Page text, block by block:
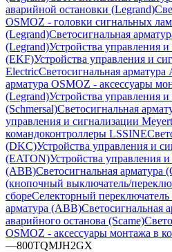
аварийной остановки (Legrand)
OSMOZ - головки сигнальных
(Legrand)Светосигнальная
(Legrand)Устройства управления
(EKF)Устройства управления и
ElectricСветосигнальная арматура
арматура OSMOZ - аксессуары
(Legrand)Устройства управления
(Schmersal)Светосигнальная
управления и сигнализации
командоконтроллеры LSSINE
(DKC)Устройства управления и
(EATON)Устройства управления
(ABB)Светосигнальная арматура
(кнопочный выключатель/
сбореСелекторный переключатель
арматура (ABB)Светосигнальная
аварийного останова (Scame)
OSMOZ - аксессуары монтажа в
—800TQMJH2GX